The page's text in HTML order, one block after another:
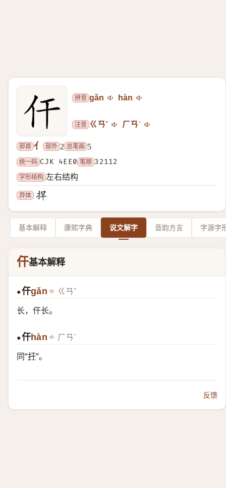
拼音 gǎn hàn
注音 ㄍㄢˇ ㄏㄢˋ
部首 亻 部外 2 总笔画 5
统一码 CJK 4EE0 笔顺 32112
字形结构 左右结构
异体
基本解释 康熙字典 说文解字 音韵方言 字源字
仠基本解释
●仠gǎn ㄍㄢˇ
长，仠长。
●仠hàn ㄏㄢˋ
同“扞”。
反馈